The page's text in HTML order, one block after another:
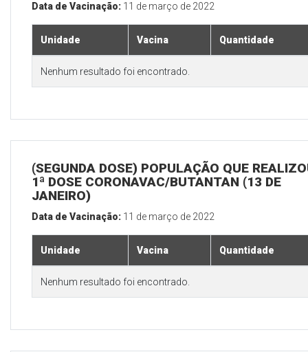
Data de Vacinação: 11 de março de 2022
Unidade Vacina Quantidade
Nenhum resultado foi encontrado.
(SEGUNDA DOSE) POPULAÇÃO QUE
1ª DOSE CORONAVAC/BUTANTAN (13 DE
JANEIRO)
Data de Vacinação: 11 de março de 2022
Unidade Vacina Quantidade
Nenhum resultado foi encontrado.